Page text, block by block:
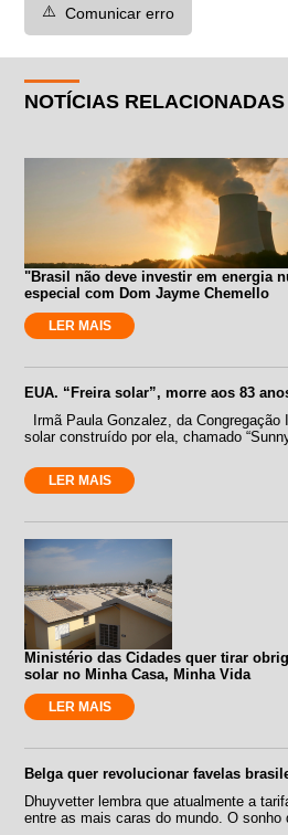
⚠️ Comunicar erro
NOTÍCIAS RELACIONADAS
"Brasil não deve investir em energia
especial com Dom Jayme Chemello
LER MAIS
EUA. “Freira solar”, morre aos 83
Irmã Paula Gonzalez, da Congregação
solar construído por ela, chamado
LER MAIS
Ministério das Cidades quer tirar
solar no Minha Casa, Minha Vida
LER MAIS
Belga quer revolucionar favelas
Dhuyvetter lembra que atualmente a
entre as mais caras do mundo. O